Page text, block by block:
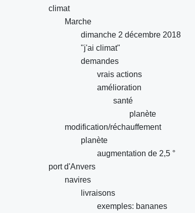
climat
Marche
dimanche 2 décembre 2018
"j'ai climat"
demandes
vrais actions
amélioration
santé
planète
modification/réchauffement
planète
augmentation de 2,5 °
port d'Anvers
navires
livraisons
exemples: bananes